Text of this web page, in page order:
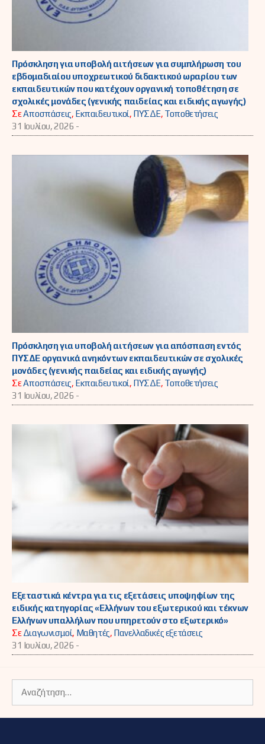
Πρόσκληση για υποβολή αιτήσεων για συμπλήρωση του
εβδομαδιαίου υποχρεωτικού διδακτικού ωραρίου των
εκπαιδευτικών που κατέχουν οργανική τοποθέτηση σε
σχολικές μονάδες (γενικής παιδείας και ειδικής αγωγής)
ΣεΑποσπάσεις, Εκπαιδευτικοί, ΠΥΣΔΕ, Τοποθετήσεις
31 Ιουλίου, 2026 -
Πρόσκληση για υποβολή αιτήσεων για απόσπαση εντός
ΠΥΣΔΕ οργανικά ανηκόντων εκπαιδευτικών σε σχολικές
μονάδες (γενικής παιδείας και ειδικής αγωγής)
ΣεΑποσπάσεις, Εκπαιδευτικοί, ΠΥΣΔΕ, Τοποθετήσεις
31 Ιουλίου, 2026 -
Εξεταστικά κέντρα για τις εξετάσεις υποψηφίων της
ειδικής κατηγορίας «Ελλήνων του εξωτερικού και τέκνων
Ελλήνων υπαλλήλων που υπηρετούν στο εξωτερικό»
ΣεΔιαγωνισμοί, Μαθητές, Πανελλαδικές εξετάσεις
31 Ιουλίου, 2026 -
για: